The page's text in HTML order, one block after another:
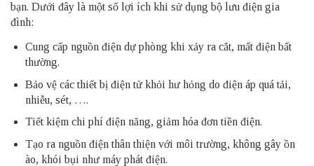
bạn. Dưới đây là một số lợi ích khi sử dụng bộ lưu điện gia
đình:
Cung cấp nguồn điện dự phòng khi xảy ra cắt, mất điện bất
thường.
Bảo vệ các thiết bị điện tử khỏi hư hỏng do điện áp quá tải,
nhiễu, sét, ….
Tiết kiệm chi phí điện năng, giảm hóa đơn tiền điện.
Tạo ra nguồn điện thân thiện với môi trường, không gây ồn
ào, khói bụi như máy phát điện.